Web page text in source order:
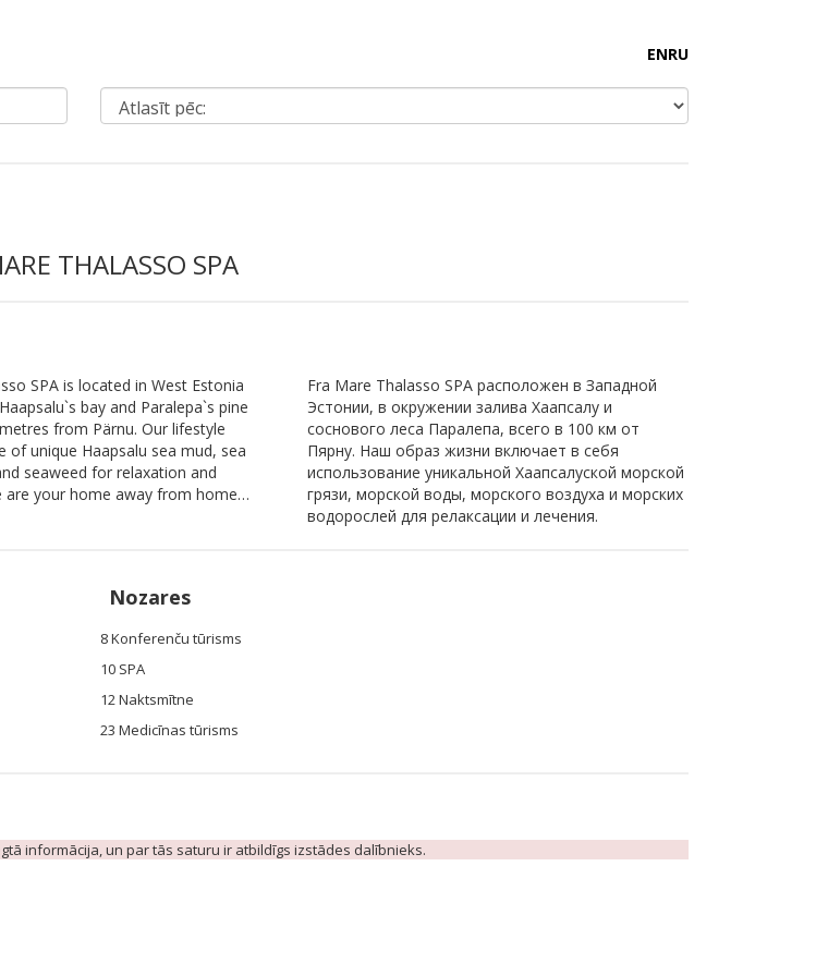
ENRU
THALASSO SPA
SPA is located in West Estonia
bay and Paralepa`s pine
from Pärnu. Our lifestyle
of unique Haapsalu sea mud, sea
seaweed for relaxation and
are your home away from home…
Fra Mare Thalasso SPA расположен в Западной
Эстонии, в окружении залива Хаапсалу и
соснового леса Паралепа, всего в 100 км от
Пярну. Наш образ жизни включает в себя
использование уникальной Хаапсалуской морской
грязи, морской воды, морского воздуха и морских
водорослей для релаксации и лечения.
Nozares
8 Konferenču tūrisms
10 SPA
12 Naktsmītne
23 Medicīnas tūrisms
informācija, un par tās saturu ir atbildīgs izstādes dalībnieks.